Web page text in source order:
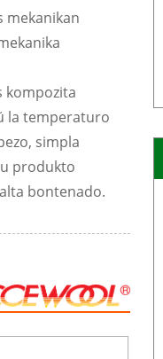
mekanikan
kompozita
la temperaturo
simpla
produkto
bontenado.